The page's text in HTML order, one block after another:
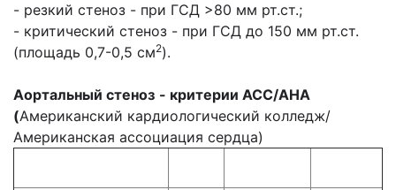
- резкий стеноз - при ГСД >80 мм рт.ст.;
- критический стеноз - при ГСД до 150 мм рт.ст.
(площадь 0,7-0,5 см2).
Аортальный стеноз - критерии АСС/АНА
(Американский кардиологический колледж/
Американская ассоциация сердца)